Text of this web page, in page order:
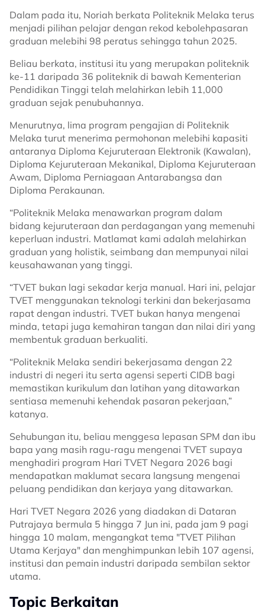
Dalam pada itu, Noriah berkata Politeknik Melaka terus
menjadi pilihan pelajar dengan rekod kebolehpasaran
graduan melebihi 98 peratus sehingga tahun 2025.
Beliau berkata, institusi itu yang merupakan politeknik
ke-11 daripada 36 politeknik di bawah Kementerian
Pendidikan Tinggi telah melahirkan lebih 11,000
graduan sejak penubuhannya.
Menurutnya, lima program pengajian di Politeknik
Melaka turut menerima permohonan melebihi kapasiti
antaranya Diploma Kejuruteraan Elektronik (Kawalan),
Diploma Kejuruteraan Mekanikal, Diploma Kejuruteraan
Awam, Diploma Perniagaan Antarabangsa dan
Diploma Perakaunan.
“Politeknik Melaka menawarkan program dalam
bidang kejuruteraan dan perdagangan yang memenuhi
keperluan industri. Matlamat kami adalah melahirkan
graduan yang holistik, seimbang dan mempunyai nilai
keusahawanan yang tinggi.
“TVET bukan lagi sekadar kerja manual. Hari ini, pelajar
TVET menggunakan teknologi terkini dan bekerjasama
rapat dengan industri. TVET bukan hanya mengenai
minda, tetapi juga kemahiran tangan dan nilai diri yang
membentuk graduan berkualiti.
“Politeknik Melaka sendiri bekerjasama dengan 22
industri di negeri itu serta agensi seperti CIDB bagi
memastikan kurikulum dan latihan yang ditawarkan
sentiasa memenuhi kehendak pasaran pekerjaan,”
katanya.
Sehubungan itu, beliau menggesa lepasan SPM dan ibu
bapa yang masih ragu-ragu mengenai TVET supaya
menghadiri program Hari TVET Negara 2026 bagi
mendapatkan maklumat secara langsung mengenai
peluang pendidikan dan kerjaya yang ditawarkan.
Hari TVET Negara 2026 yang diadakan di Dataran
Putrajaya bermula 5 hingga 7 Jun ini, pada jam 9 pagi
hingga 10 malam, mengangkat tema "TVET Pilihan
Utama Kerjaya" dan menghimpunkan lebih 107 agensi,
institusi dan pemain industri daripada sembilan sektor
utama.
Topic Berkaitan